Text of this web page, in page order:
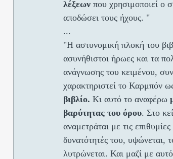
λέξεων που χρησιμοποιεί ο
αποδώσει τους ήχους. "
...
"Η αστυνομική πλοκή του
ασυνήθιστοι ήρωες και τα
ανάγνωσης του κειμένου,
χαρακτηριστεί το Καρμπόν
βιβλίο. Κι αυτό το αναφέρω
βαρύτητας του όρου. Στο
αναμετράται με τις επιθυμίες
δυνατότητές του, υψώνεται,
λυτρώνεται. Και μαζί με